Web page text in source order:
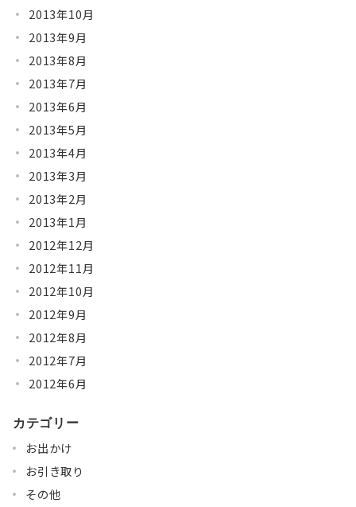
2013年10月
2013年9月
2013年8月
2013年7月
2013年6月
2013年5月
2013年4月
2013年3月
2013年2月
2013年1月
2012年12月
2012年11月
2012年10月
2012年9月
2012年8月
2012年7月
2012年6月
カテゴリー
お出かけ
お引き取り
その他